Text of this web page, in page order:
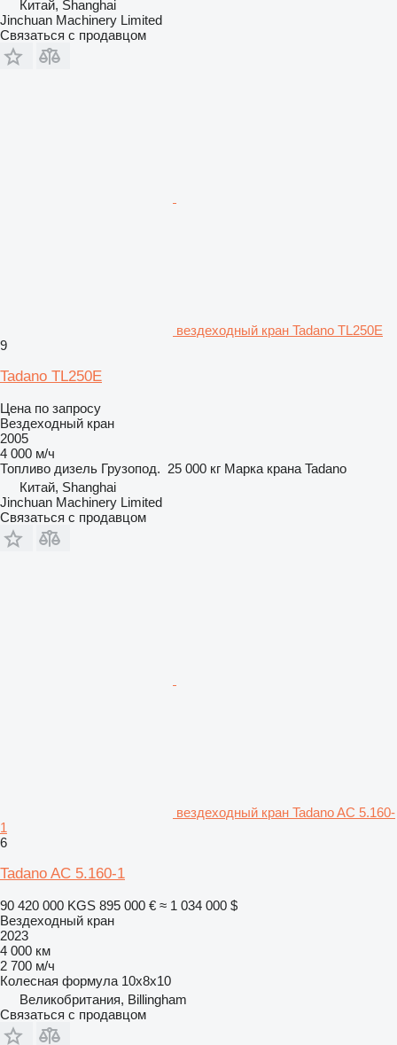
Китай, Shanghai
Jinchuan Machinery Limited
Связаться с продавцом
вездеходный кран Tadano TL250E
9
Tadano TL250E
Цена по запросу
Вездеходный кран
2005
4 000 м/ч
Топливо дизель Грузопод. 25 000 кг Марка крана Tadano
Китай, Shanghai
Jinchuan Machinery Limited
Связаться с продавцом
вездеходный кран Tadano AC 5.160-
1
6
Tadano AC 5.160-1
90 420 000 KGS 895 000 € ≈ 1 034 000 $
Вездеходный кран
2023
4 000 км
2 700 м/ч
Колесная формула 10x8x10
Великобритания, Billingham
Связаться с продавцом